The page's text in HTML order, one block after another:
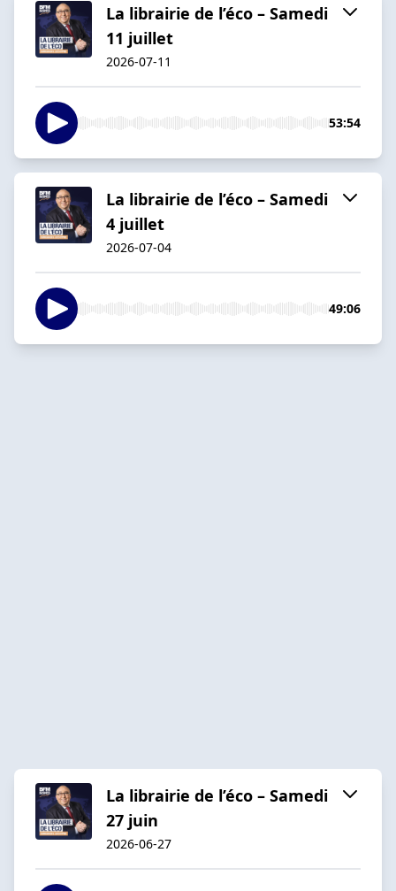
La librairie de l’éco – Samedi
11 juillet
2026-07-11
53:54
La librairie de l’éco – Samedi
4 juillet
2026-07-04
49:06
La librairie de l’éco – Samedi
27 juin
2026-06-27